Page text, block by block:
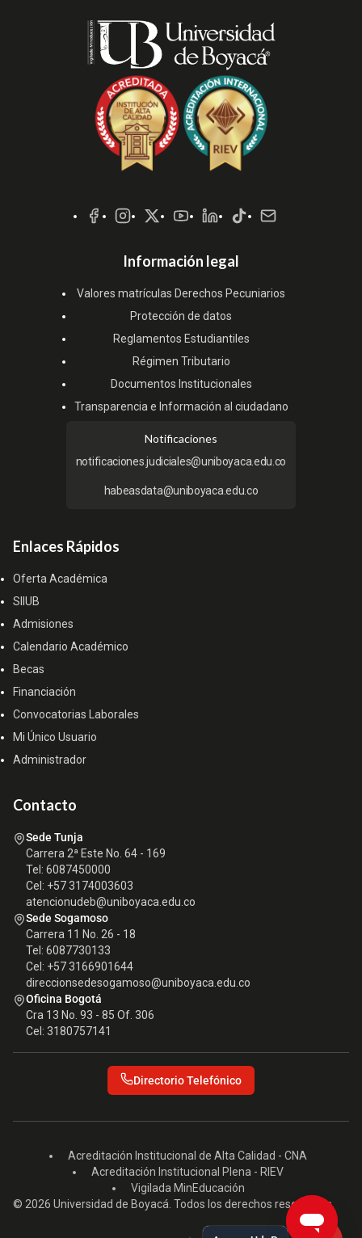
Sociales
Información legal
Valores matrículas Derechos Pecuniarios
Protección de datos
Reglamentos Estudiantiles
Régimen Tributario
Documentos Institucionales
Transparencia e Información al ciudadano
Notificaciones
notificaciones.judiciales@uniboyaca.edu.co
habeasdata@uniboyaca.edu.co
Enlaces Rápidos
Oferta Académica
SIIUB
Admisiones
Calendario Académico
Becas
Financiación
Convocatorias Laborales
Mi Único Usuario
Administrador
Contacto
Sede Tunja
Carrera 2ª Este No. 64 - 169
Tel: 6087450000
Cel: +57 3174003603
atencionudeb@uniboyaca.edu.co
Sede Sogamoso
Carrera 11 No. 26 - 18
Tel: 6087730133
Cel: +57 3166901644
direccionsedesogamoso@uniboyaca.edu.co
Oficina Bogotá
Cra 13 No. 93 - 85 Of. 306
Cel: 3180757141
Directorio Telefónico
Acreditación Institucional de Alta Calidad - CNA
Acreditación Institucional Plena - RIEV
Vigilada MinEducación
© 2026 Universidad de Boyacá. Todos los derechos reservados.